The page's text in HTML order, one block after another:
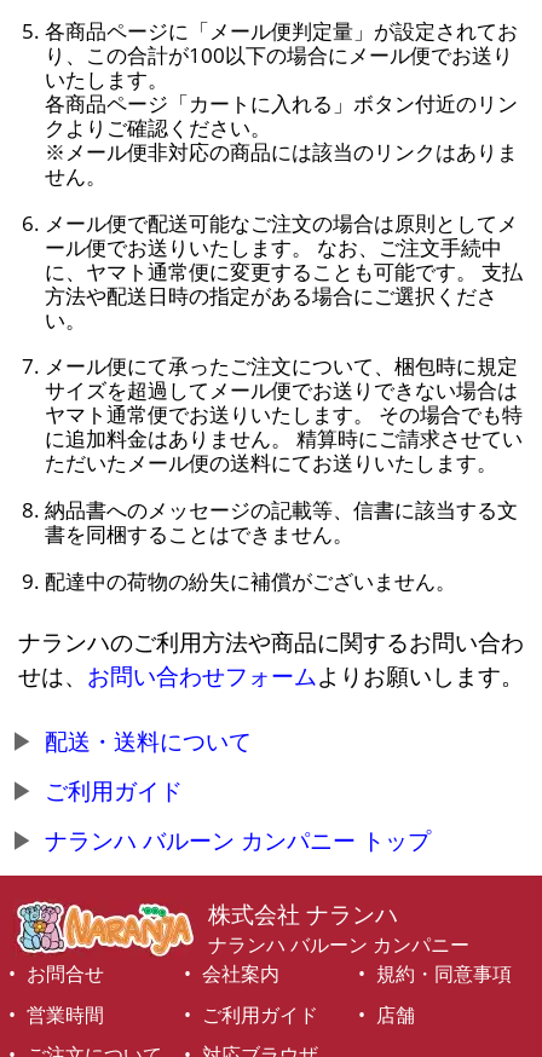
各商品ページに「メール便判定量」が設定されてお
り、この合計が100以下の場合にメール便でお送り
いたします。
各商品ページ「カートに入れる」ボタン付近のリン
クよりご確認ください。
※メール便非対応の商品には該当のリンクはありま
せん。
メール便で配送可能なご注文の場合は原則としてメ
ール便でお送りいたします。 なお、ご注文手続中
に、ヤマト通常便に変更することも可能です。 支払
方法や配送日時の指定がある場合にご選択くださ
い。
メール便にて承ったご注文について、梱包時に規定
サイズを超過してメール便でお送りできない場合は
ヤマト通常便でお送りいたします。 その場合でも特
に追加料金はありません。 精算時にご請求させてい
ただいたメール便の送料にてお送りいたします。
納品書へのメッセージの記載等、信書に該当する文
書を同梱することはできません。
配達中の荷物の紛失に補償がございません。
ナランハのご利用方法や商品に関するお問い合わ
せは、 お問い合わせフォームよりお願いします。
配送・送料について
ご利用ガイド
ナランハ バルーン カンパニー トップ
株式会社 ナランハ
ナランハ バルーン カンパニー
お問合せ
会社案内
規約・同意事項
営業時間
ご利用ガイド
店舗